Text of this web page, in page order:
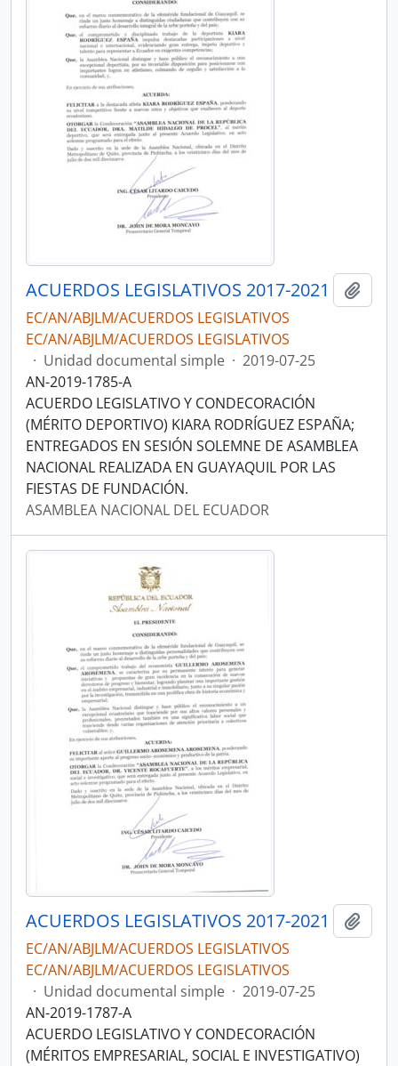
ACUERDOS LEGISLATIVOS 2017-2021
EC/AN/ABJLM/ACUERDOS LEGISLATIVOS
EC/AN/ABJLM/ACUERDOS LEGISLATIVOS
· Unidad documental simple · 2019-07-25
AN-2019-1785-A
ACUERDO LEGISLATIVO Y CONDECORACIÓN
(MÉRITO DEPORTIVO) KIARA RODRÍGUEZ ESPAÑA;
ENTREGADOS EN SESIÓN SOLEMNE DE ASAMBLEA
NACIONAL REALIZADA EN GUAYAQUIL POR LAS
FIESTAS DE FUNDACIÓN.
ASAMBLEA NACIONAL DEL ECUADOR
ACUERDOS LEGISLATIVOS 2017-2021
EC/AN/ABJLM/ACUERDOS LEGISLATIVOS
EC/AN/ABJLM/ACUERDOS LEGISLATIVOS
· Unidad documental simple · 2019-07-25
AN-2019-1787-A
ACUERDO LEGISLATIVO Y CONDECORACIÓN
(MÉRITOS EMPRESARIAL, SOCIAL E INVESTIGATIVO)